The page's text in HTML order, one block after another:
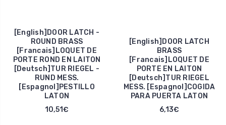
[English]DOOR LATCH -
ROUND BRASS
[Francais]LOQUET DE
PORTE ROND EN LAITON
[Deutsch]TUR RIEGEL -
RUND MESS.
[Espagnol]PESTILLO
LATON
10,51€
[English]DOOR LATCH
BRASS
[Francais]LOQUET DE
PORTE EN LAITON
[Deutsch]TUR RIEGEL
MESS. [Espagnol]COGIDA
PARA PUERTA LATON
6,13€